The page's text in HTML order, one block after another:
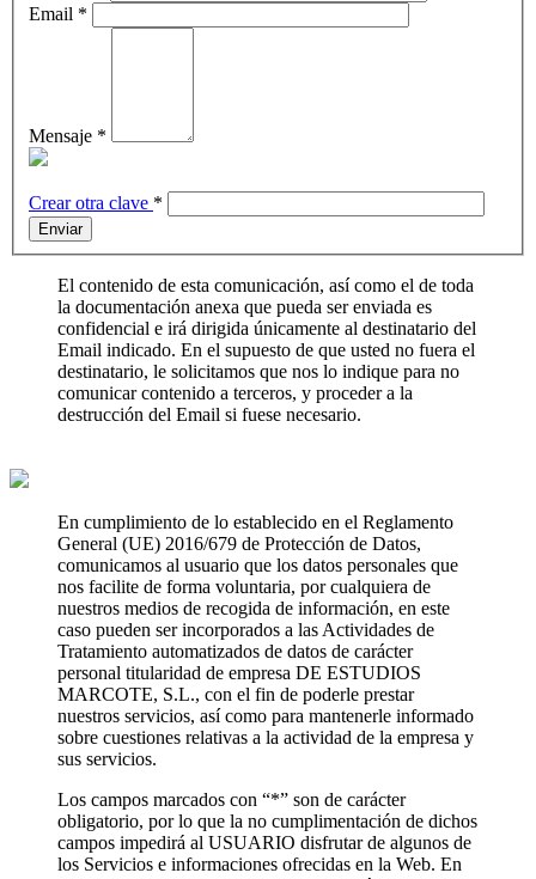
Email *
Mensaje *
Crear otra clave *
Enviar
El contenido de esta comunicación, así como el de toda
la documentación anexa que pueda ser enviada es
confidencial e irá dirigida únicamente al destinatario del
Email indicado. En el supuesto de que usted no fuera el
destinatario, le solicitamos que nos lo indique para no
comunicar contenido a terceros, y proceder a la
destrucción del Email si fuese necesario.
En cumplimiento de lo establecido en el Reglamento
General (UE) 2016/679 de Protección de Datos,
comunicamos al usuario que los datos personales que
nos facilite de forma voluntaria, por cualquiera de
nuestros medios de recogida de información, en este
caso pueden ser incorporados a las Actividades de
Tratamiento automatizados de datos de carácter
personal titularidad de empresa DE ESTUDIOS
MARCOTE, S.L., con el fin de poderle prestar
nuestros servicios, así como para mantenerle informado
sobre cuestiones relativas a la actividad de la empresa y
sus servicios.
Los campos marcados con “*” son de carácter
obligatorio, por lo que la no cumplimentación de dichos
campos impedirá al USUARIO disfrutar de algunos de
los Servicios e informaciones ofrecidas en la Web. En